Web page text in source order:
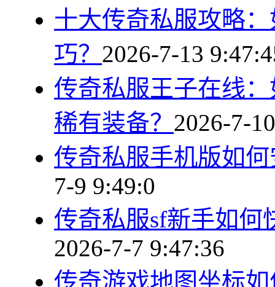
十大传奇私服攻略
巧？ 2026-7-13
传奇私服王子在线
稀有装备？ 2026-7-
传奇私服手机版如
7-9 9:49:0
传奇私服sf新手如何
2026-7-7 9:47:36
传奇游戏地图坐标